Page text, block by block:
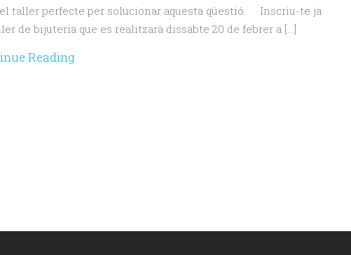
taller perfecte per solucionar aquesta qüestió. Inscriu-te ja
de bijuteria que es realitzarà dissabte 20 de febrer a […]
Reading